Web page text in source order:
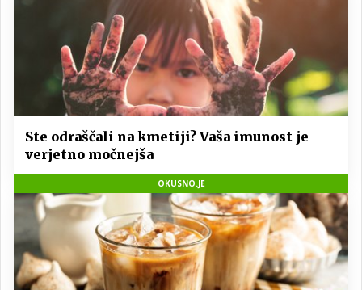
Ste odraščali na kmetiji? Vaša imunost je
verjetno močnejša
OKUSNO.JE